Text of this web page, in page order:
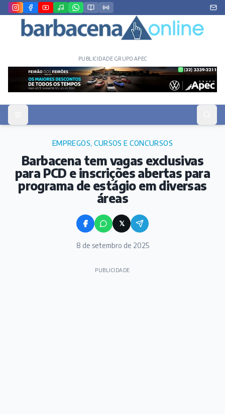
PUBLICIDADE GRUPO APEC
EMPREGOS, CURSOS E CONCURSOS
Barbacena tem vagas exclusivas
para PCD e inscrições abertas para
programa de estágio em diversas
áreas
𝕏
8 de setembro de 2025
PUBLICIDADE